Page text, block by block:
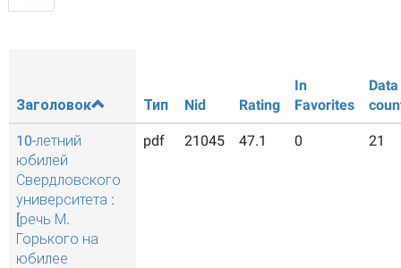
Заголовок Тип Nid Rating
In
Favorites
Data
10-летний
юбилей
Свердловского
университета :
[речь М.
Горького на
юбилее
pdf 21045 47.1 0 21